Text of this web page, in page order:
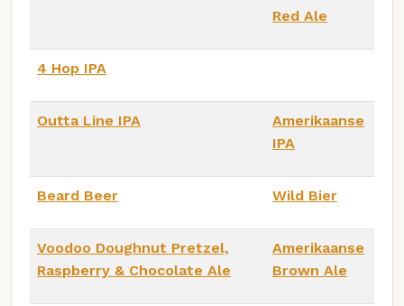
Red Ale
4 Hop IPA
Outta Line IPA
Amerikaanse
IPA
Beard Beer Wild Bier
Voodoo Doughnut Pretzel,
Raspberry & Chocolate Ale
Amerikaanse
Brown Ale